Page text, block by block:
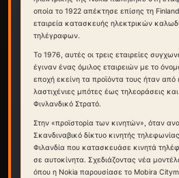
οποία το 1922 απέκτησε επίσης τη
εταιρεία κατασκευής ηλεκτρικών
τηλέγραφων.
Το 1976, αυτές οι τρεις εταιρείες
έγιναν ένας όμιλος εταιρειών με το
εποχή εκείνη τα προϊόντα τους ήταν
λαστιχένιες μπότες έως τηλεοράσεις
Φινλανδικό Στρατό.
Στην «προϊστορία των κινητών», όταν
Σκανδιναβικό δίκτυο κινητής
Φιλανδία που κατασκευάσε κινητά
σε αυτοκίνητα. Σχεδιάζοντας νέα
όπου η Nokia παρουσίασε το Mobira